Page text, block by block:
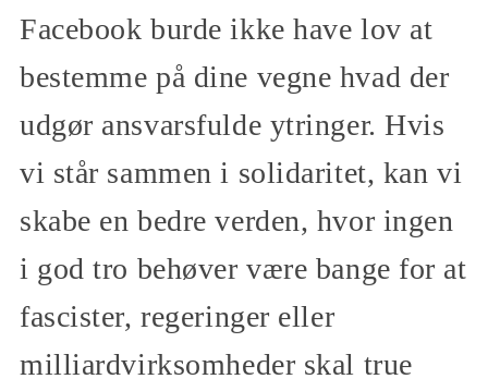
Facebook burde ikke have lov at
bestemme på dine vegne hvad der
udgør ansvarsfulde ytringer. Hvis
vi står sammen i solidaritet, kan vi
skabe en bedre verden, hvor ingen
i god tro behøver være bange for at
fascister, regeringer eller
milliardvirksomheder skal true